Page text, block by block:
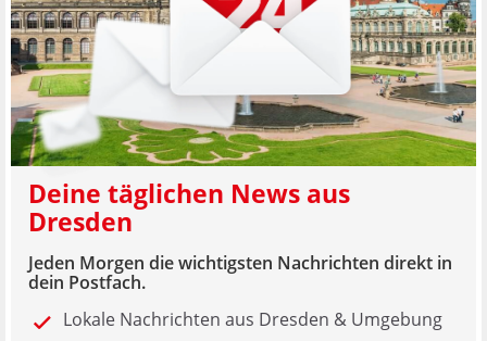
Deine täglichen News aus
Dresden
Jeden Morgen die wichtigsten Nachrichten direkt in
dein Postfach.
Lokale Nachrichten aus Dresden & Umgebung